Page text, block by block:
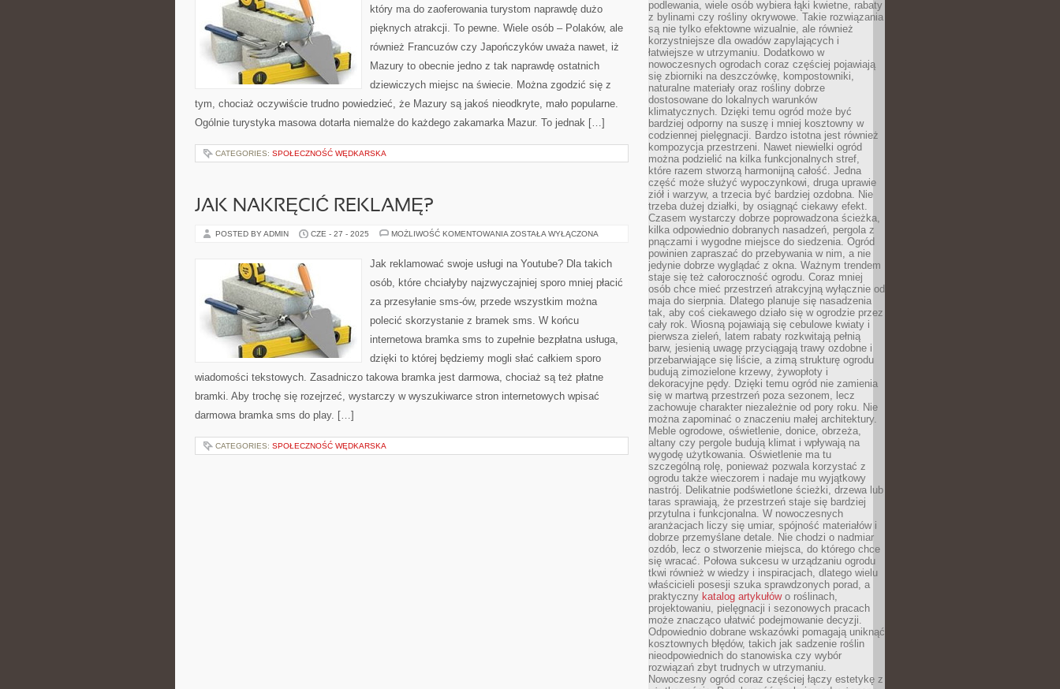
który ma do zaoferowania turystom naprawdę dużo
pięknych atrakcji. To pewne. Wiele osób – Polaków, ale
również Francuzów czy Japończyków uważa nawet, iż
Mazury to obecnie jedno z tak naprawdę ostatnich
dziewiczych miejsc na świecie. Można zgodzić się z
tym, chociaż oczywiście trudno powiedzieć, że Mazury są jakoś nieodkryte, mało popularne.
Ogólnie turystyka masowa dotarła niemalże do każdego zakamarka Mazur. To jednak […]
CATEGORIES: SPOŁECZNOŚĆ WĘDKARSKA
JAK NAKRĘCIĆ REKLAMĘ?
POSTED BY ADMIN CZE - 27 - 2025 MOŻLIWOŚĆ KOMENTOWANIA JAK
ZOSTAŁA WYŁĄCZONA
Jak reklamować swoje usługi na Youtube? Dla takich
osób, które chciałyby najzwyczajniej sporo mniej płacić
za przesyłanie sms-ów, przede wszystkim można
polecić skorzystanie z bramek sms. W końcu
internetowa bramka sms to zupełnie bezpłatna usługa,
dzięki to której będziemy mogli słać całkiem sporo
wiadomości tekstowych. Zasadniczo takowa bramka jest darmowa, chociaż są też płatne
bramki. Aby trochę się rozejrzeć, wystarczy w wyszukiwarce stron internetowych wpisać
darmowa bramka sms do play. […]
CATEGORIES: SPOŁECZNOŚĆ WĘDKARSKA
podlewania, wiele osób wybiera łąki kwietne, rabaty
z bylinami czy rośliny okrywowe. Takie rozwiązania
są nie tylko efektowne wizualnie, ale również
korzystniejsze dla owadów zapylających i
łatwiejsze w utrzymaniu. Dodatkowo w
nowoczesnych ogrodach coraz częściej pojawiają
się zbiorniki na deszczówkę, kompostowniki,
naturalne materiały oraz rośliny dobrze
dostosowane do lokalnych warunków
klimatycznych. Dzięki temu ogród może być
bardziej odporny na suszę i mniej kosztowny w
codziennej pielęgnacji. Bardzo istotna jest również
kompozycja przestrzeni. Nawet niewielki ogród
można podzielić na kilka funkcjonalnych stref,
które razem stworzą harmonijną całość. Jedna
część może służyć wypoczynkowi, druga uprawie
ziół i warzyw, a trzecia być bardziej ozdobna. Nie
trzeba dużej działki, by osiągnąć ciekawy efekt.
Czasem wystarczy dobrze poprowadzona ścieżka,
kilka odpowiednio dobranych nasadzeń, pergola z
pnączami i wygodne miejsce do siedzenia. Ogród
powinien zapraszać do przebywania w nim, a nie
jedynie dobrze wyglądać z okna. Ważnym trendem
staje się też całoroczność ogrodu. Coraz mniej
osób chce mieć przestrzeń atrakcyjną wyłącznie od
maja do sierpnia. Dlatego planuje się nasadzenia
tak, aby coś ciekawego działo się w ogrodzie przez
cały rok. Wiosną pojawiają się cebulowe kwiaty i
pierwsza zieleń, latem rabaty rozkwitają pełnią
barw, jesienią uwagę przyciągają trawy ozdobne i
przebarwiające się liście, a zimą strukturę ogrodu
budują zimozielone krzewy, żywopłoty i
dekoracyjne pędy. Dzięki temu ogród nie zamienia
się w martwą przestrzeń poza sezonem, lecz
zachowuje charakter niezależnie od pory roku. Nie
można zapominać o znaczeniu małej architektury.
Meble ogrodowe, oświetlenie, donice, obrzeża,
altany czy pergole budują klimat i wpływają na
wygodę użytkowania. Oświetlenie ma tu
szczególną rolę, ponieważ pozwala korzystać z
ogrodu także wieczorem i nadaje mu wyjątkowy
nastrój. Delikatnie podświetlone ścieżki, drzewa lub
taras sprawiają, że przestrzeń staje się bardziej
przytulna i funkcjonalna. W nowoczesnych
aranżacjach liczy się umiar, spójność materiałów i
dobrze przemyślane detale. Nie chodzi o nadmiar
ozdób, lecz o stworzenie miejsca, do którego chce
się wracać. Połowa sukcesu w urządzaniu ogrodu
tkwi również w wiedzy i inspiracjach, dlatego wielu
właścicieli posesji szuka sprawdzonych porad, a
praktyczny katalog artykułówo roślinach,
projektowaniu, pielęgnacji i sezonowych pracach
może znacząco ułatwić podejmowanie decyzji.
Odpowiednio dobrane wskazówki pomagają uniknąć
kosztownych błędów, takich jak sadzenie roślin
nieodpowiednich do stanowiska czy wybór
rozwiązań zbyt trudnych w utrzymaniu.
Nowoczesny ogród coraz częściej łączy estetykę z